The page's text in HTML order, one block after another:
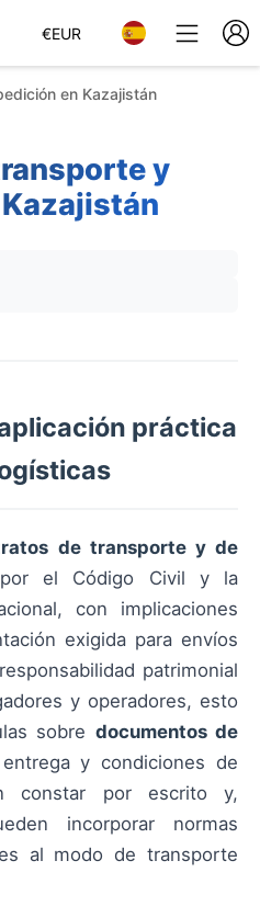
€EUR
en Kazajistán
y
práctica
de transporte y de
el Código Civil y la
con implicaciones
exigida para envíos
patrimonial
y operadores, esto
sobre documentos de
y condiciones de
constar por escrito y,
incorporar normas
al modo de transporte